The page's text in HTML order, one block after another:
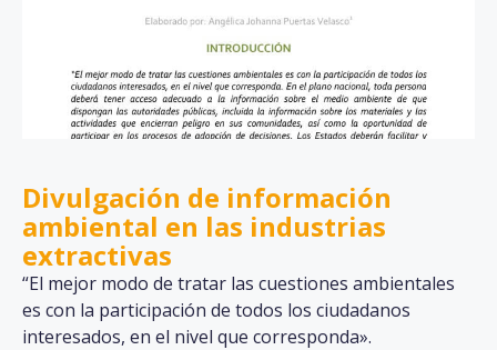
Divulgación de información
ambiental en las industrias
extractivas
“El mejor modo de tratar las cuestiones ambientales
es con la participación de todos los ciudadanos
interesados, en el nivel que corresponda».